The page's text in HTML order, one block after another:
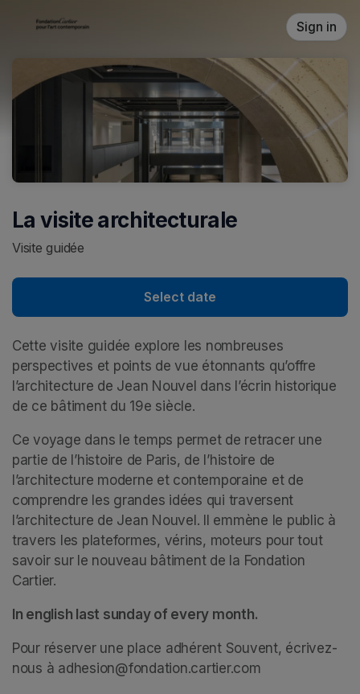
Sign in
La visite architecturale
Visite guidée
Select date
Cette visite guidée explore les nombreuses
perspectives et points de vue étonnants qu’offre
l’architecture de Jean Nouvel dans l’écrin historique
de ce bâtiment du 19e siècle.
Ce voyage dans le temps permet de retracer une
partie de l’histoire de Paris, de l’histoire de
l’architecture moderne et contemporaine et de
comprendre les grandes idées qui traversent
l’architecture de Jean Nouvel. Il emmène le public à
travers les plateformes, vérins, moteurs pour tout
savoir sur le nouveau bâtiment de la Fondation
Cartier.
In english last sunday of every month.
Pour réserver une place adhérent Souvent, écrivez-
nous à adhesion@fondation.cartier.com